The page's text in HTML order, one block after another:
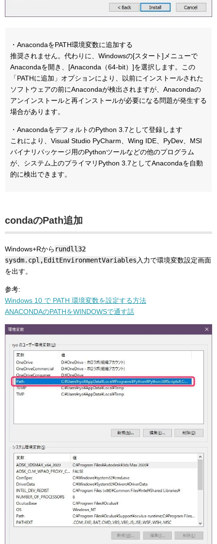
・AnacondaをPATH環境変数に追加する
推奨されません。代わりに、Windowsの[スタート]メニューで
Anacondaを開き、[Anaconda（64-bit）]を選択します。この
「PATHに追加」オプションにより、以前にインストールされた
ソフトウェアの前にAnacondaが検出されますが、Anacondaの
アンインストールと再インストールが必要になる問題が発生する
場合があります。
・AnacondaをデフォルトのPython 3.7として登録します
これにより、Visual Studio PyCharm、Wing IDE、PyDev、MSI
バイナリパッケージ用のPythonツールなどの他のプログラム
が、システム上のプライマリPython 3.7としてAnacondaを自動
的に検出できます。
condaのPath追加
Windows+Rから rundll32
sysdm.cpl,EditEnvironmentVariables 入力で環境変数設定画面
を出す。
参考:
Windows 10 で PATH 環境変数を設定する方法
ANACONDAのPATHをWINDOWSで通す話